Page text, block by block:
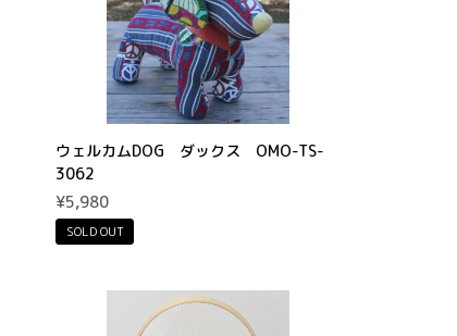
ウェルカムDOG ダックス OMO-TS-
3062
¥5,980
SOLD OUT